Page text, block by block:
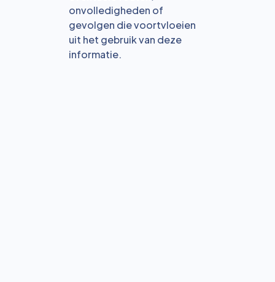
onvolledigheden of
gevolgen die voortvloeien
uit het gebruik van deze
informatie.